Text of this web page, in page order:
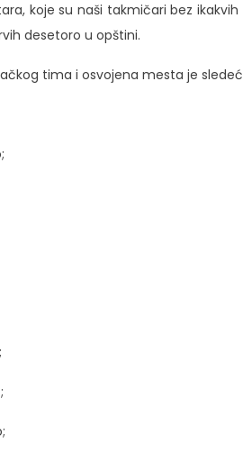
koje su naši takmičari bez
desetoro u opštini.
tima i osvojena mesta je